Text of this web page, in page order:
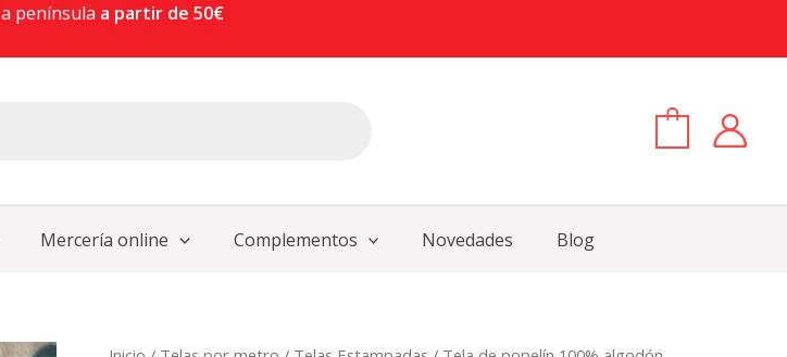
a península a partir de 50€
Mercería online Complementos Novedades Blog